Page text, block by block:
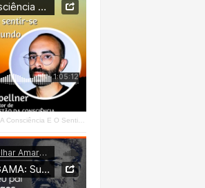
A Consciência E O Sentir - Se Estrangeiro Ao Mundo